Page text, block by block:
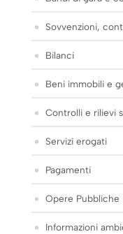
Sovvenzioni,
Bilanci
Beni immobili e
Controlli e rilievi
Servizi erogati
Pagamenti
Opere Pubbliche
Informazioni